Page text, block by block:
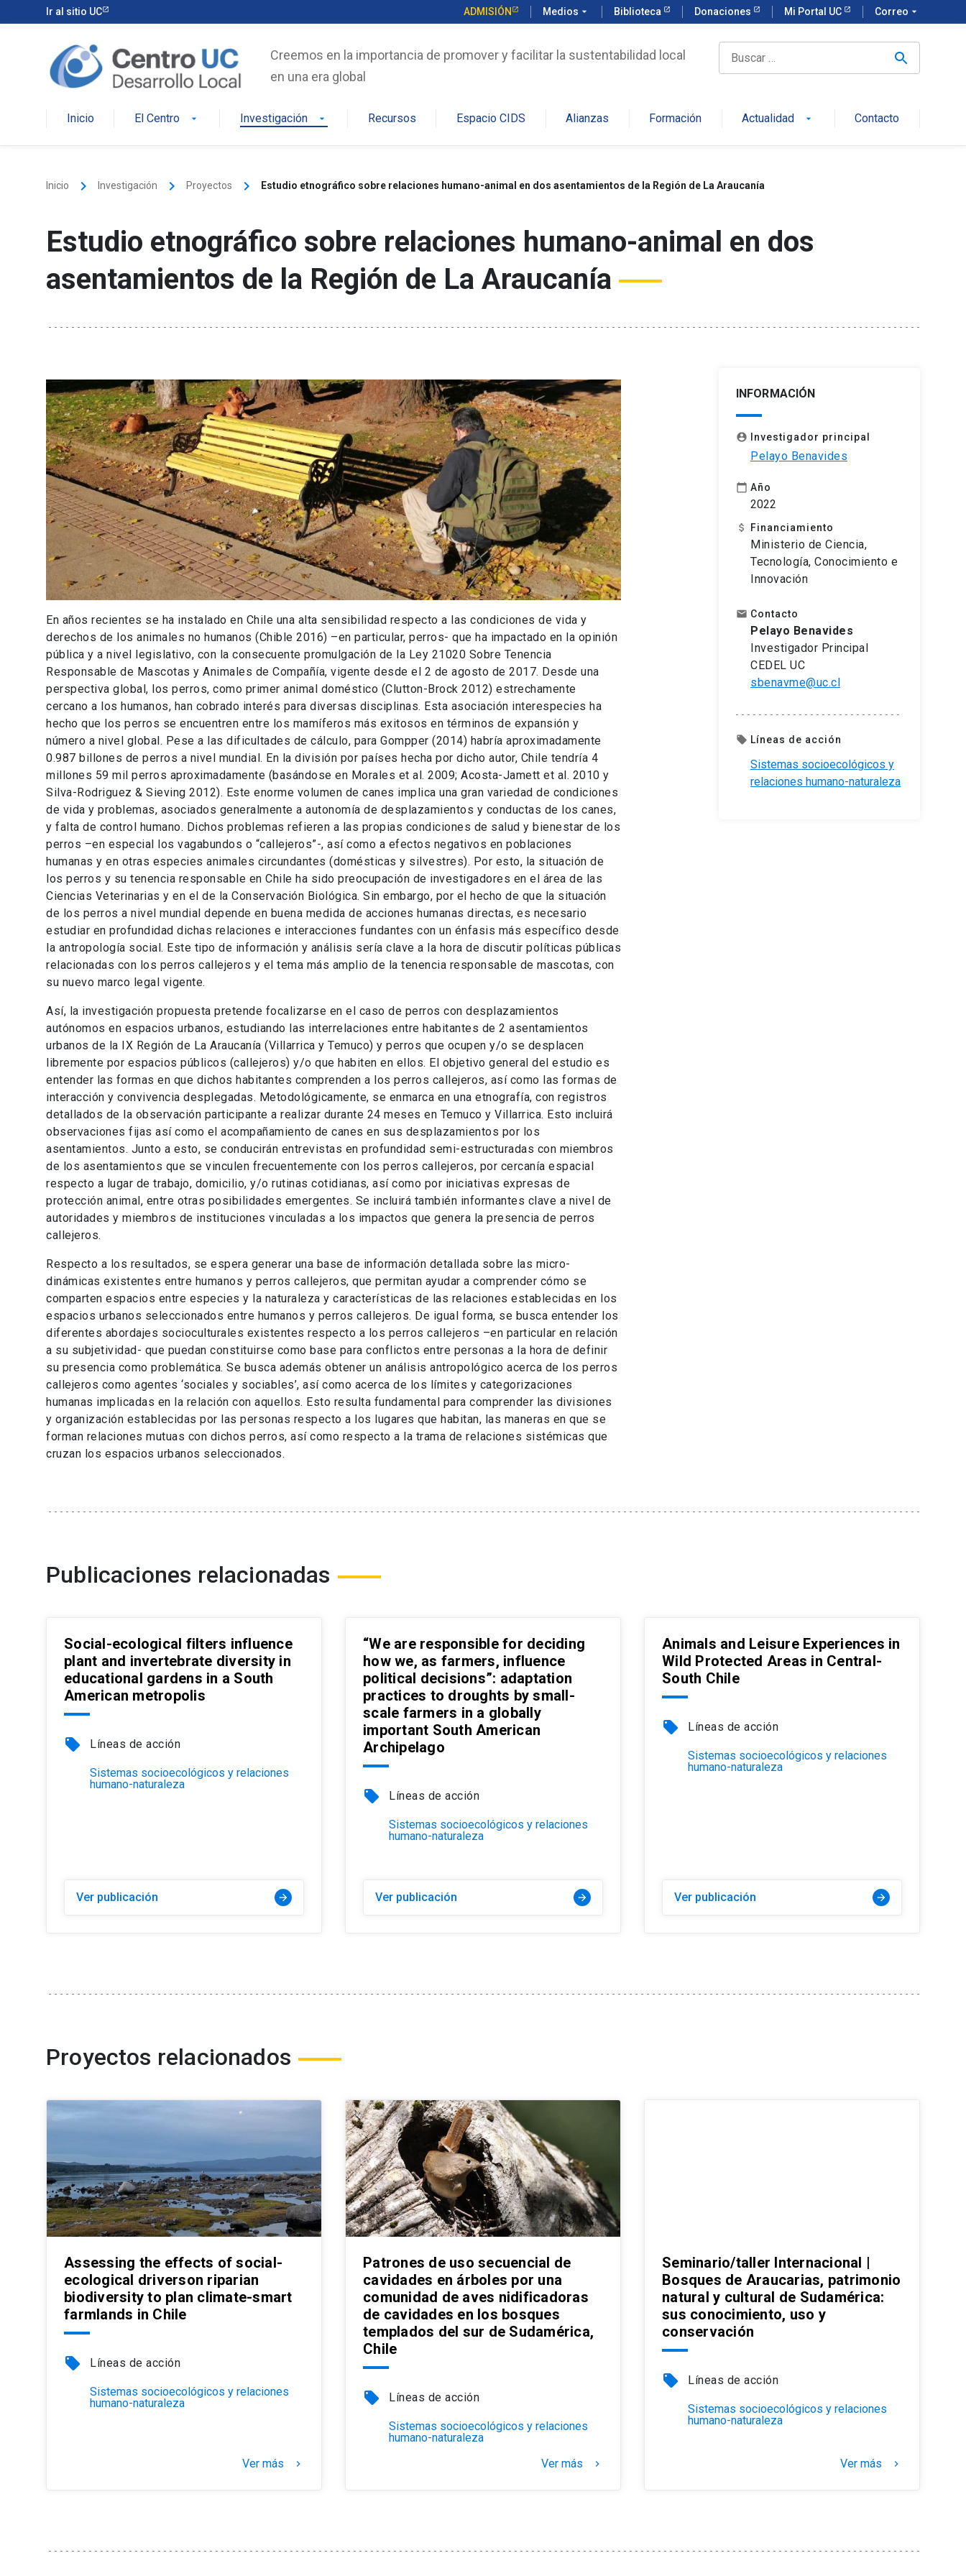
to
Ir al sitio UC ADMISIÓN Medios arrow_drop_down Biblioteca Donaciones Mi Portal UC Correo arrow_drop_down
Creemos en la importancia de promover y facilitar la sustentabilidad local
en una era global
Inicio El Centro arrow_drop_down Investigación arrow_drop_down Recursos Espacio CIDS Alianzas Formación Actualidad arrow_drop_down Contacto
Inicio keyboard_arrow_right Investigación keyboard_arrow_right Proyectos keyboard_arrow_right Estudio etnográfico sobre relaciones humano-animal en dos asentamientos de la Región de La Araucanía
Estudio etnográfico sobre relaciones humano-animal en dos
asentamientos de la Región de La Araucanía
En años recientes se ha instalado en Chile una alta sensibilidad respecto a las condiciones de vida y
derechos de los animales no humanos (Chible 2016) –en particular, perros- que ha impactado en la opinión
pública y a nivel legislativo, con la consecuente promulgación de la Ley 21020 Sobre Tenencia
Responsable de Mascotas y Animales de Compañía, vigente desde el 2 de agosto de 2017. Desde una
perspectiva global, los perros, como primer animal doméstico (Clutton-Brock 2012) estrechamente
cercano a los humanos, han cobrado interés para diversas disciplinas. Esta asociación interespecies ha
hecho que los perros se encuentren entre los mamíferos más exitosos en términos de expansión y
número a nivel global. Pese a las dificultades de cálculo, para Gompper (2014) habría aproximadamente
0.987 billones de perros a nivel mundial. En la división por países hecha por dicho autor, Chile tendría 4
millones 59 mil perros aproximadamente (basándose en Morales et al. 2009; Acosta-Jamett et al. 2010 y
Silva-Rodriguez & Sieving 2012). Este enorme volumen de canes implica una gran variedad de condiciones
de vida y problemas, asociados generalmente a autonomía de desplazamientos y conductas de los canes,
y falta de control humano. Dichos problemas refieren a las propias condiciones de salud y bienestar de los
perros –en especial los vagabundos o “callejeros”-, así como a efectos negativos en poblaciones
humanas y en otras especies animales circundantes (domésticas y silvestres). Por esto, la situación de
los perros y su tenencia responsable en Chile ha sido preocupación de investigadores en el área de las
Ciencias Veterinarias y en el de la Conservación Biológica. Sin embargo, por el hecho de que la situación
de los perros a nivel mundial depende en buena medida de acciones humanas directas, es necesario
estudiar en profundidad dichas relaciones e interacciones fundantes con un énfasis más específico desde
la antropología social. Este tipo de información y análisis sería clave a la hora de discutir políticas públicas
relacionadas con los perros callejeros y el tema más amplio de la tenencia responsable de mascotas, con
su nuevo marco legal vigente.
Así, la investigación propuesta pretende focalizarse en el caso de perros con desplazamientos
autónomos en espacios urbanos, estudiando las interrelaciones entre habitantes de 2 asentamientos
urbanos de la IX Región de La Araucanía (Villarrica y Temuco) y perros que ocupen y/o se desplacen
libremente por espacios públicos (callejeros) y/o que habiten en ellos. El objetivo general del estudio es
entender las formas en que dichos habitantes comprenden a los perros callejeros, así como las formas de
interacción y convivencia desplegadas. Metodológicamente, se enmarca en una etnografía, con registros
detallados de la observación participante a realizar durante 24 meses en Temuco y Villarrica. Esto incluirá
observaciones fijas así como el acompañamiento de canes en sus desplazamientos por los
asentamientos. Junto a esto, se conducirán entrevistas en profundidad semi-estructuradas con miembros
de los asentamientos que se vinculen frecuentemente con los perros callejeros, por cercanía espacial
respecto a lugar de trabajo, domicilio, y/o rutinas cotidianas, así como por iniciativas expresas de
protección animal, entre otras posibilidades emergentes. Se incluirá también informantes clave a nivel de
autoridades y miembros de instituciones vinculadas a los impactos que genera la presencia de perros
callejeros.
Respecto a los resultados, se espera generar una base de información detallada sobre las micro-
dinámicas existentes entre humanos y perros callejeros, que permitan ayudar a comprender cómo se
comparten espacios entre especies y la naturaleza y características de las relaciones establecidas en los
espacios urbanos seleccionados entre humanos y perros callejeros. De igual forma, se busca entender los
diferentes abordajes socioculturales existentes respecto a los perros callejeros –en particular en relación
a su subjetividad- que puedan constituirse como base para conflictos entre personas a la hora de definir
su presencia como problemática. Se busca además obtener un análisis antropológico acerca de los perros
callejeros como agentes ‘sociales y sociables’, así como acerca de los límites y categorizaciones
humanas implicadas en la relación con aquellos. Esto resulta fundamental para comprender las divisiones
y organización establecidas por las personas respecto a los lugares que habitan, las maneras en que se
forman relaciones mutuas con dichos perros, así como respecto a la trama de relaciones sistémicas que
cruzan los espacios urbanos seleccionados.
INFORMACIÓN
account_circle Investigador principal
Pelayo Benavides
calendar_today Año
2022
attach_money Financiamiento
Ministerio de Ciencia,
Tecnología, Conocimiento e
Innovación
email Contacto
Pelayo Benavides
Investigador Principal
CEDEL UC
sbenavme@uc.cl
local_offer Líneas de acción
Sistemas socioecológicos y
relaciones humano-naturaleza
Publicaciones relacionadas
Social-ecological filters influence
plant and invertebrate diversity in
educational gardens in a South
American metropolis
local_offer Líneas de acción
Sistemas socioecológicos y relaciones
humano-naturaleza
Ver publicación arrow_forward
“We are responsible for deciding
how we, as farmers, influence
political decisions”: adaptation
practices to droughts by small-
scale farmers in a globally
important South American
Archipelago
local_offer Líneas de acción
Sistemas socioecológicos y relaciones
humano-naturaleza
Ver publicación arrow_forward
Animals and Leisure Experiences in
Wild Protected Areas in Central-
South Chile
local_offer Líneas de acción
Sistemas socioecológicos y relaciones
humano-naturaleza
Ver publicación arrow_forward
Proyectos relacionados
Assessing the effects of social-
ecological driverson riparian
biodiversity to plan climate-smart
farmlands in Chile
local_offer Líneas de acción
Sistemas socioecológicos y relaciones
humano-naturaleza
Ver más keyboard_arrow_right
Patrones de uso secuencial de
cavidades en árboles por una
comunidad de aves nidificadoras
de cavidades en los bosques
templados del sur de Sudamérica,
Chile
local_offer Líneas de acción
Sistemas socioecológicos y relaciones
humano-naturaleza
Ver más
keyboard_arrow_right
Seminario/taller Internacional |
Bosques de Araucarias, patrimonio
natural y cultural de Sudamérica:
sus conocimiento, uso y
conservación
local_offer Líneas de acción
Sistemas socioecológicos y relaciones
humano-naturaleza
Ver más keyboard_arrow_right